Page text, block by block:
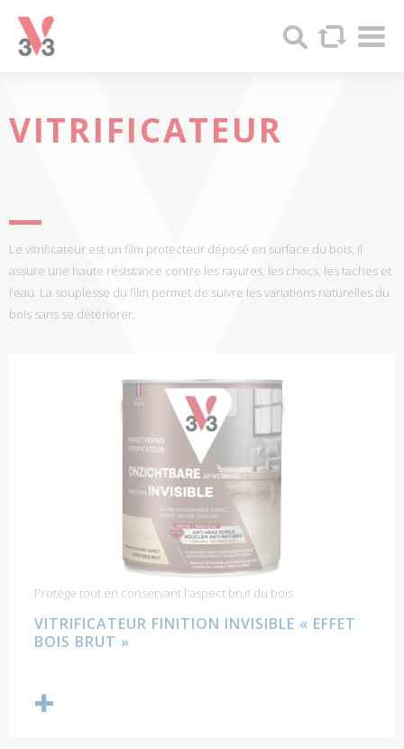
V33
Peintures
VITRIFICATEUR
Le vitrificateur est un film protecteur déposé en surface du bois. Il
assure une haute résistance contre les rayures, les chocs, les taches et
l’eau. La souplesse du film permet de suivre les variations naturelles du
bois sans se détériorer.
Protège tout en conservant l'aspect brut du bois
VITRIFICATEUR FINITION INVISIBLE « EFFET
BOIS BRUT »